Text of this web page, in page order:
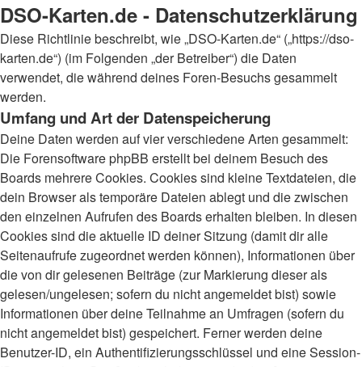
DSO-Karten.de - Datenschutzerklärung
Diese Richtlinie beschreibt, wie „DSO-Karten.de“ („https://dso-
karten.de“) (im Folgenden „der Betreiber“) die Daten
verwendet, die während deines Foren-Besuchs gesammelt
werden.
Umfang und Art der Datenspeicherung
Deine Daten werden auf vier verschiedene Arten gesammelt:
Die Forensoftware phpBB erstellt bei deinem Besuch des
Boards mehrere Cookies. Cookies sind kleine Textdateien, die
dein Browser als temporäre Dateien ablegt und die zwischen
den einzelnen Aufrufen des Boards erhalten bleiben. In diesen
Cookies sind die aktuelle ID deiner Sitzung (damit dir alle
Seitenaufrufe zugeordnet werden können), Informationen über
die von dir gelesenen Beiträge (zur Markierung dieser als
gelesen/ungelesen; sofern du nicht angemeldet bist) sowie
Informationen über deine Teilnahme an Umfragen (sofern du
nicht angemeldet bist) gespeichert. Ferner werden deine
Benutzer-ID, ein Authentifizierungsschlüssel und eine Session-